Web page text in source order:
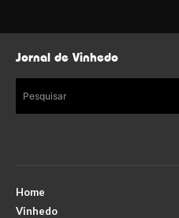
Jornal de Vinhedo
Pesquisar
Home
Vinhedo